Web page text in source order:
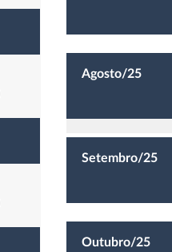
Agosto/25
Setembro/25
Outubro/25